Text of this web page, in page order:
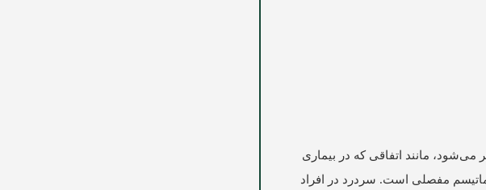
مانند اتفاقی که در بیماری
مفصلی است. سردرد در افراد